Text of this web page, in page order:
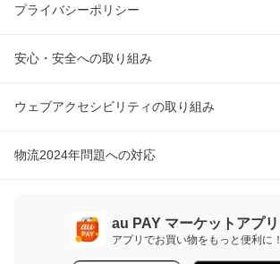
プライバシーポリシー
安心・安全への取り組み
ウェブアクセシビリティの取り組み
物流2024年問題への対応
au PAY マーケットアプリ
アプリでお買い物をもっと便利に！